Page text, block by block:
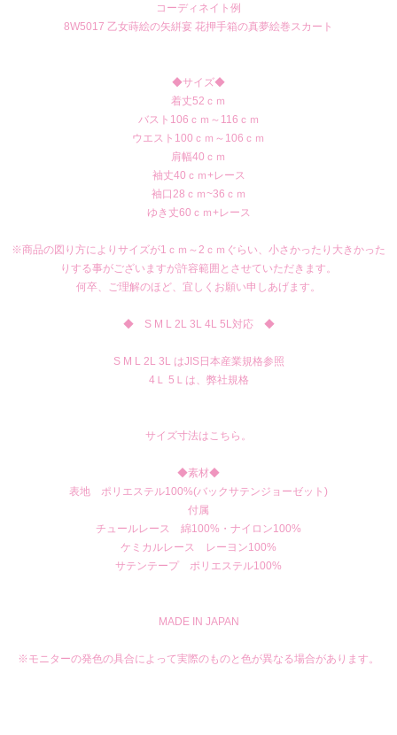
コーディネイト例
8W5017 乙女蒔絵の矢絣宴 花押手箱の真夢絵巻スカート
◆サイズ◆
着丈52ｃｍ
バスト106ｃｍ～116ｃｍ
ウエスト100ｃｍ～106ｃｍ
肩幅40ｃｍ
袖丈40ｃｍ+レース
袖口28ｃｍ~36ｃｍ
ゆき丈60ｃｍ+レース
※商品の図り方によりサイズが1ｃｍ～2ｃｍぐらい、小さかったり大きかった
りする事がございますが許容範囲とさせていただきます。
何卒、ご理解のほど、宜しくお願い申しあげます。
◆ S M L 2L 3L 4L 5L対応 ◆
S M L 2L 3L はJIS日本産業規格参照
4Ｌ 5Ｌは、弊社規格
サイズ寸法はこちら。
◆素材◆
表地 ポリエステル100%(バックサテンジョーゼット)
付属
チュールレース 綿100%・ナイロン100%
ケミカルレース レーヨン100%
サテンテープ ポリエステル100%
MADE IN JAPAN
※モニターの発色の具合によって実際のものと色が異なる場合があります。